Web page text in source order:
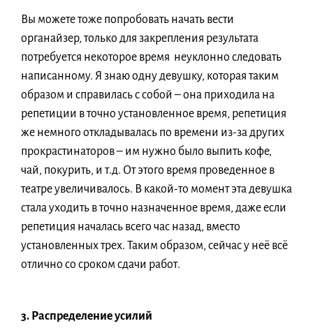
Вы можете тоже попробовать начать вести
органайзер, только для закрепления результата
потребуется некоторое время неуклонно следовать
написанному. Я знаю одну девушку, которая таким
образом и справилась с собой – она приходила на
репетиции в точно установленное время, репетиция
же немного откладывалась по времени из-за других
прокрастинаторов – им нужно было выпить кофе,
чай, покурить, и т.д. От этого время проведенное в
театре увеличивалось. В какой-то момент эта девушка
стала уходить в точно назначенное время, даже если
репетиция началась всего час назад, вместо
установленных трех. Таким образом, сейчас у неё всё
отлично со сроком сдачи работ.
3. Распределение усилий